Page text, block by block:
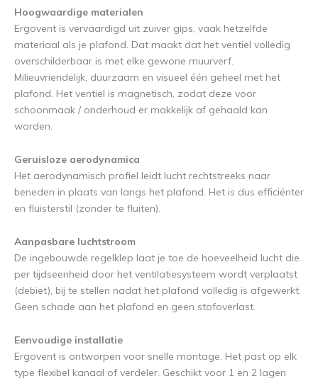
Hoogwaardige materialen
Ergovent is vervaardigd uit zuiver gips, vaak hetzelfde
materiaal als je plafond. Dat maakt dat het ventiel volledig
overschilderbaar is met elke gewone muurverf.
Milieuvriendelijk, duurzaam en visueel één geheel met het
plafond. Het ventiel is magnetisch, zodat deze voor
schoonmaak / onderhoud er makkelijk af gehaald kan
worden.
Geruisloze aerodynamica
Het aerodynamisch profiel leidt lucht rechtstreeks naar
beneden in plaats van langs het plafond. Het is dus efficiënter
en fluisterstil (zonder te fluiten).
Aanpasbare luchtstroom
De ingebouwde regelklep laat je toe de hoeveelheid lucht die
per tijdseenheid door het ventilatiesysteem wordt verplaatst
(debiet), bij te stellen nadat het plafond volledig is afgewerkt.
Geen schade aan het plafond en geen stofoverlast.
Eenvoudige installatie
Ergovent is ontworpen voor snelle montage. Het past op elk
type flexibel kanaal of verdeler. Geschikt voor 1 en 2 lagen